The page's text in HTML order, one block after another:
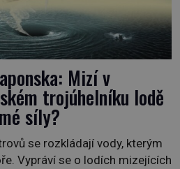
Mizí v
trojúhelníku lodě
síly?
se rozkládají vody, kterým
Vypráví se o lodích mizejících